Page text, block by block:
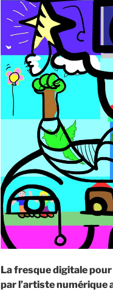
La fresque digitale
par l’artiste numérique